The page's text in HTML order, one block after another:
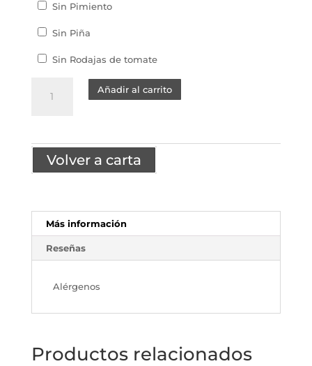
Sin Pimiento
Sin Piña
Sin Rodajas de tomate
CHIPS
cantidad
Añadir al carrito
Volver a carta
Más información
Reseñas
Alérgenos
Productos relacionados